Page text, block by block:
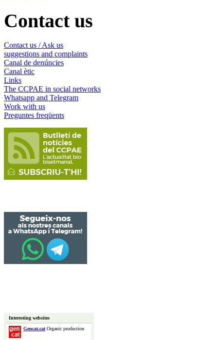
Contact us
Contact us / Ask us
suggestions and complaints
Canal de denúncies
Canal ètic
Links
The CCPAE in social networks
Whatsapp and Telegram
Work with us
Preguntes freqüents
Interesting websites
Gencat.catOrganic production